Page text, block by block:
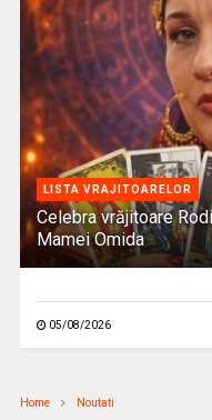
LISTA VRAJITOARELOR
Celebra vrăjitoare
Mamei Omida
05/08/2026
Home Noutati